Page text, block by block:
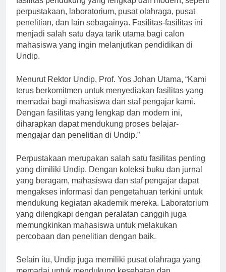
perpustakaan, laboratorium, pusat olahraga, pusat
penelitian, dan lain sebagainya. Fasilitas-fasilitas ini
menjadi salah satu daya tarik utama bagi calon
mahasiswa yang ingin melanjutkan pendidikan di
Undip.
Menurut Rektor Undip, Prof. Yos Johan Utama, “Kami
terus berkomitmen untuk menyediakan fasilitas yang
memadai bagi mahasiswa dan staf pengajar kami.
Dengan fasilitas yang lengkap dan modern ini,
diharapkan dapat mendukung proses belajar-
mengajar dan penelitian di Undip.”
Perpustakaan merupakan salah satu fasilitas penting
yang dimiliki Undip. Dengan koleksi buku dan jurnal
yang beragam, mahasiswa dan staf pengajar dapat
mengakses informasi dan pengetahuan terkini untuk
mendukung kegiatan akademik mereka. Laboratorium
yang dilengkapi dengan peralatan canggih juga
memungkinkan mahasiswa untuk melakukan
percobaan dan penelitian dengan baik.
Selain itu, Undip juga memiliki pusat olahraga yang